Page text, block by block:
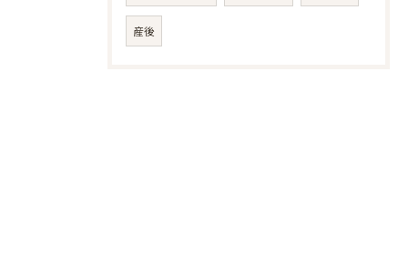
産後